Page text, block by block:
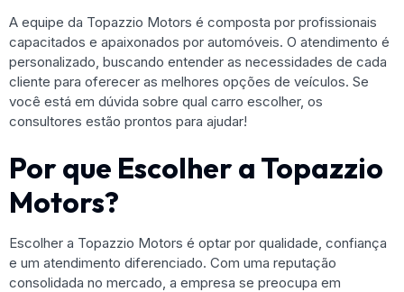
A equipe da Topazzio Motors é composta por profissionais
capacitados e apaixonados por automóveis. O atendimento é
personalizado, buscando entender as necessidades de cada
cliente para oferecer as melhores opções de veículos. Se
você está em dúvida sobre qual carro escolher, os
consultores estão prontos para ajudar!
Por que Escolher a Topazzio
Motors?
Escolher a Topazzio Motors é optar por qualidade, confiança
e um atendimento diferenciado. Com uma reputação
consolidada no mercado, a empresa se preocupa em